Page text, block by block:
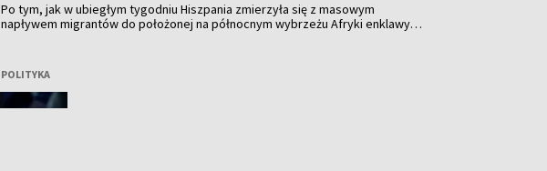
Po tym, jak w ubiegłym tygodniu Hiszpania zmierzyła się z masowym
napływem migrantów do położonej na północnym wybrzeżu Afryki enklawy
strefy Schengen są przejawem populizmu.
POLITYKA